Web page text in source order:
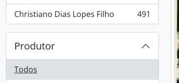
Christiano Dias Lopes Filho
, 491 resultados 491
Produtor
Todos